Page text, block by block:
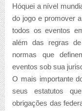
Hóquei a nível
do jogo e promover
todos os eventos
além das regras
normas que
eventos sob sua
O mais importante
seus estatutos
obrigações das